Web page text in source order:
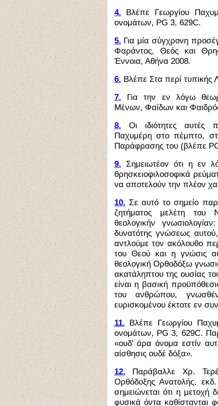
4.
Βλέπε Γεωργίου
ονομάτων, PG 3, 629C.
5. Για μία σύγχρονη
Φαράντος, Θεός και
Έννοια, Αθήνα 2008.
6. Βλέπε Στα περί τυπικής
7.
Για την εν λόγω
Μένων, Φαίδων και
8.
Οι ιδιότητες αυτές
Παχυμέρη στο πέμπτο,
Παράφρασης του (βλέπε
9. Σημειωτέον ότι η εν
θρησκειοφιλοσοφικά
να αποτελούν την πλέον
10. Σε αυτό το σημείο
ζητήματος μελέτη του
θεολογικήν
δυνατότης γνώσεως
αντλούμε τον ακόλουθο
του Θεού και η γνώσις
θεολογική Ορθοδόξω
ακατάληπτου της ουσίας
είναι η βασική
του ανθρώπου,
ευρισκομένου έκτοτε εν
11.
Βλέπε Γεωργίου
ονομάτων, PG 3, 629C.
«ουδ' άρα όνομα εστίν
αίσθησις ουδέ δόξα».
12.
Παράβαλλε Χρ.
Ορθόδοξης Ανατολής,
σημειώνεται ότι η
φυσικά όντα καθίστανται